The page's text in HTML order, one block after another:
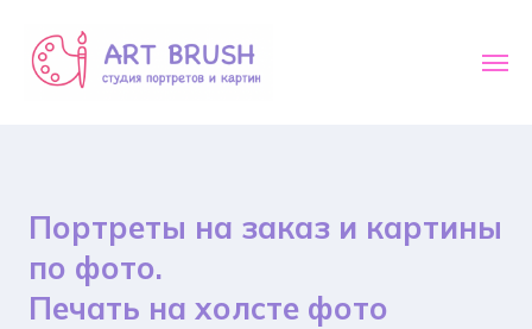
Портреты на заказ и картины
по фото.
Печать на холсте фото